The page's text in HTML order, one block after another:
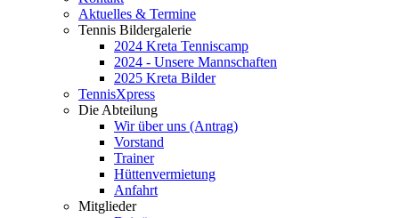
Aktuelles & Termine
Tennis Bildergalerie
2024 Kreta Tenniscamp
2024 - Unsere Mannschaften
2025 Kreta Bilder
TennisXpress
Die Abteilung
Wir über uns (Antrag)
Vorstand
Trainer
Hüttenvermietung
Anfahrt
Mitglieder